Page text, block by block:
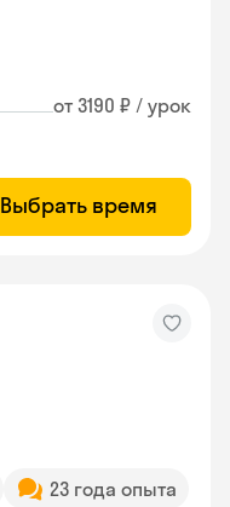
от 3190 ₽ / урок
Выбрать время
23 года опыта